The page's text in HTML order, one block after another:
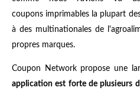
coupons imprimables la plupart
à des multinationales de
propres marques.
Coupon Network propose une
application est forte de plusieurs